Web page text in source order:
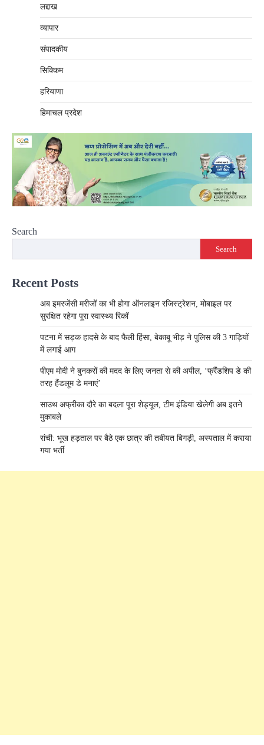
लद्दाख
व्यापार
संपादकीय
सिक्किम
हरियाणा
हिमाचल प्रदेश
Search
Search
Recent Posts
अब इमरजेंसी मरीजों का भी होगा ऑनलाइन रजिस्ट्रेशन, मोबाइल पर
सुरक्षित रहेगा पूरा स्वास्थ्य रिकॉ
पटना में सड़क हादसे के बाद फैली हिंसा, बेकाबू भीड़ ने पुलिस की 3 गाड़ियों
में लगाई आग
पीएम मोदी ने बुनकरों की मदद के लिए जनता से की अपील, ‘फ्रैंडशिप डे की
तरह हैंडलूम डे मनाएं’
साउथ अफ्रीका दौरे का बदला पूरा शेड्यूल, टीम इंडिया खेलेगी अब इतने
मुकाबले
रांची: भूख हड़ताल पर बैठे एक छात्र की तबीयत बिगड़ी, अस्पताल में कराया
गया भर्ती